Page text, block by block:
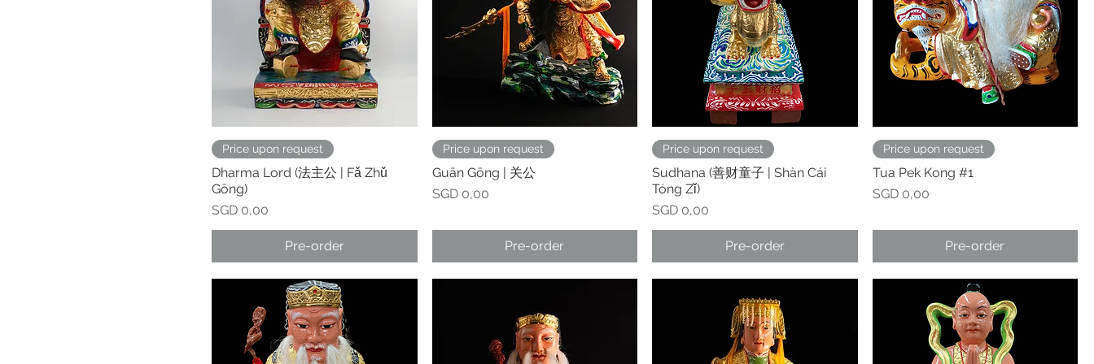
Price upon request
Dharma Lord (法主公 | Fǎ Zhǔ
Gōng)
Prijs
SGD 0,00
Pre-order
Price upon request
Guān Gōng | 关公
Prijs
SGD 0,00
Pre-order
Price upon request
Sudhana (善财童子 | Shàn Cái
Tóng Zǐ)
Prijs
SGD 0,00
Pre-order
Price upon request
Tua Pek Kong #1
Prijs
SGD 0,00
Pre-order